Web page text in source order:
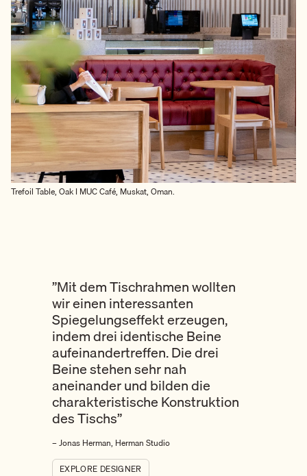
Trefoil Table, Oak I MUC Café, Muskat, Oman.
”Mit dem Tischrahmen wollten
wir einen interessanten
Spiegelungseffekt erzeugen,
indem drei identische Beine
aufeinandertreffen. Die drei
Beine stehen sehr nah
aneinander und bilden die
charakteristische Konstruktion
des Tischs”
– Jonas Herman, Herman Studio
EXPLORE DESIGNER